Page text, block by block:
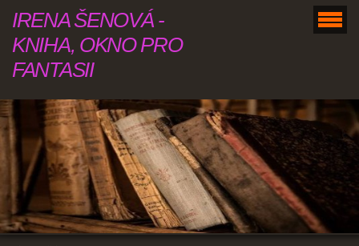
IRENA ŠENOVÁ -
KNIHA, OKNO PRO
FANTASII